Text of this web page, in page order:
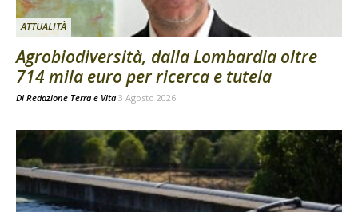
ATTUALITÀ
Agrobiodiversità, dalla Lombardia oltre
714 mila euro per ricerca e tutela
Di Redazione Terra e Vita 3 Agosto 2026